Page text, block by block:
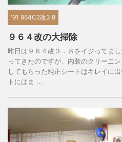
'91 964C2改3.8
９６４改の大掃除
昨日は９６４改３．８をイジってま
ってきたのですが、内装のクリーニ
してもらった純正シートはキレイに
トにはま ...